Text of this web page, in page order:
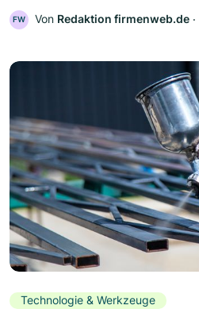
FW Von Redaktion firmenweb.de ‧
Technologie & Werkzeuge